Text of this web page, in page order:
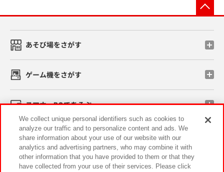
あそび場をさがす
ゲーム機をさがす
スマホ・PCであそぶ
イベント・キャンペーン
We collect unique personal identifiers such as cookies to
analyze our traffic and to personalize content and ads. We
share information about your use of our website with our
analytics and advertising partners, who may combine it with
other information that you have provided to them or that they
have collected from your use of their services. Please click